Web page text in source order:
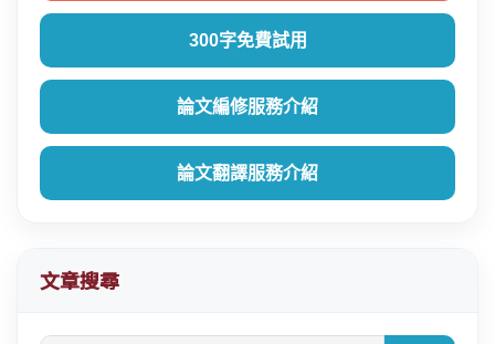
300字免費試用
論文編修服務介紹
論文翻譯服務介紹
文章搜尋